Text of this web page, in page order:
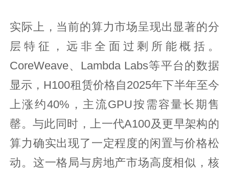
实际上，当前的算力市场呈现出显著的分
层特征，远非全面过剩所能概括。
CoreWeave、Lambda Labs等平台的数据
显示，H100租赁价格自2025年下半年至今
上涨约40%，主流GPU按需容量长期售
罄。与此同时，上一代A100及更早架构的
算力确实出现了一定程度的闲置与价格松
动。这一格局与房地产市场高度相似，核